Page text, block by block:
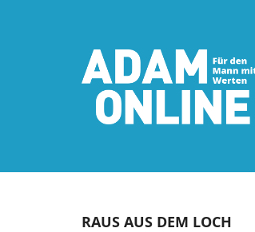
RAUS AUS DEM LOCH